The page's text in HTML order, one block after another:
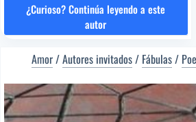
¿Curioso? Continúa leyendo a este
autorJUGANDO
AL
ESCONDITE
CON
MI
NIETA
[Poema
Amor/Autores invitados/ Fábulas/